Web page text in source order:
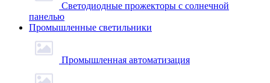
Светодиодные прожекторы с солнечной
панелью
Промышленные светильники
Промышленная автоматизация